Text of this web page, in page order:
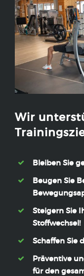
Wir
Bleiben Sie
Beugen Sie
Steigern Sie
Stoffwechsel!
Schaffen Sie
Präventive
für den